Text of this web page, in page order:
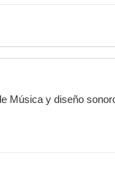
Música y diseño